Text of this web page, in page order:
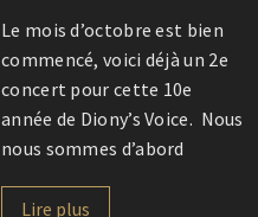
Le mois d’octobre est bien
commencé, voici déjà un 2e
concert pour cette 10e
année de Diony’s Voice. Nous
nous sommes d’abord
convivialité destinée à faire
Lire plus